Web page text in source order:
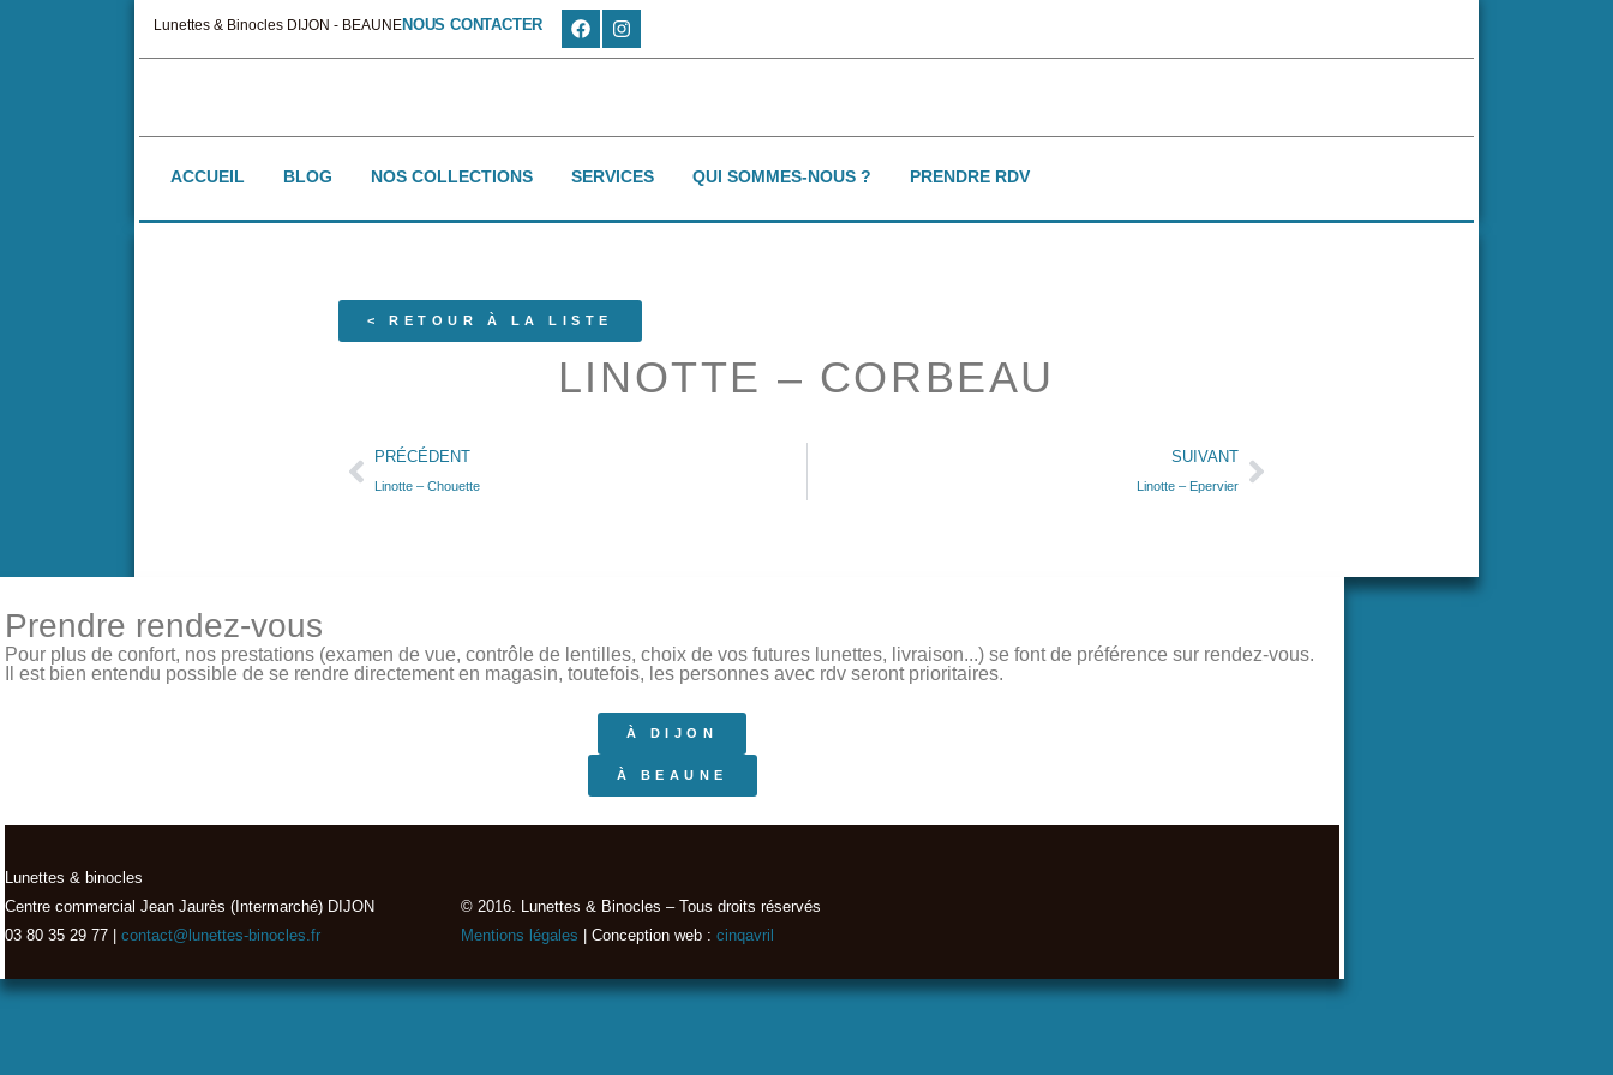
Lunettes & Binocles DIJON - BEAUNENOUS CONTACTER
ACCUEIL BLOG NOS COLLECTIONS SERVICES QUI SOMMES-NOUS ? PRENDRE RDV
< RETOUR À LA LISTE
LINOTTE – CORBEAU
PRÉCÉDENT
Linotte – Chouette
SUIVANT
Linotte – Epervier
Prendre rendez-vous
Pour plus de confort, nos prestations (examen de vue, contrôle de lentilles, choix de vos futures lunettes, livraison...) se font de préférence sur rendez-vous.
Il est bien entendu possible de se rendre directement en magasin, toutefois, les personnes avec rdv seront prioritaires.
À DIJON
À BEAUNE
Lunettes & binocles
Centre commercial Jean Jaurès (Intermarché) DIJON
03 80 35 29 77 |
contact@lunettes-binocles.fr
© 2016. Lunettes & Binocles – Tous droits réservés​
Mentions légales | Conception web : cinqavril